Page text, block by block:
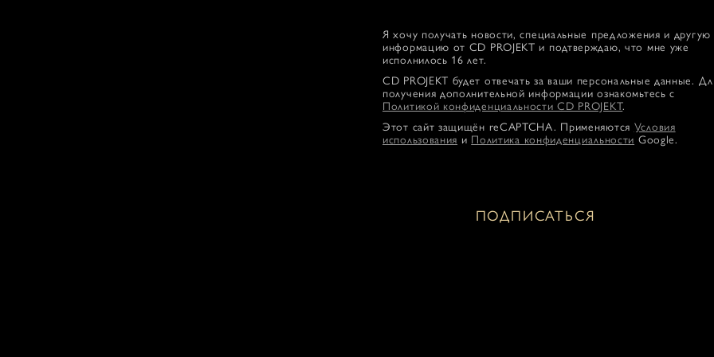
Я хочу получать новости, специальные предложения и другую
информацию от CD PROJEKT и подтверждаю, что мне уже
исполнилось 16 лет.
CD PROJEKT будет отвечать за ваши персональные данные.
получения дополнительной информации ознакомьтесь с
Политикой конфиденциальности CD PROJEKT.
Этот сайт защищён reCAPTCHA. Применяются Условия
использования и Политика конфиденциальности Google.
ПОДПИСАТЬСЯ